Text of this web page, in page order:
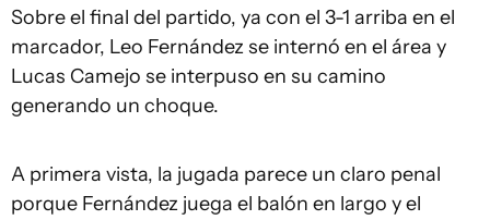
Sobre el final del partido, ya con el 3-1 arriba en el
marcador, Leo Fernández se internó en el área y
Lucas Camejo se interpuso en su camino
generando un choque.
A primera vista, la jugada parece un claro penal
porque Fernández juega el balón en largo y el